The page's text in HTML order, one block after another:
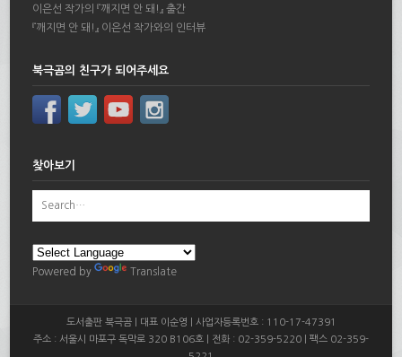
이은선 작가의 『깨지면 안 돼!』 출간
『깨지면 안 돼!』 이은선 작가와의 인터뷰
북극곰의 친구가 되어주세요
찾아보기
Powered by Translate
도서출판 북극곰 | 대표 이순영 | 사업자등록번호 : 110-17-47391
주소 : 서울시 마포구 독막로 320 B106호 | 전화 : 02-359-5220 | 팩스 02-359-